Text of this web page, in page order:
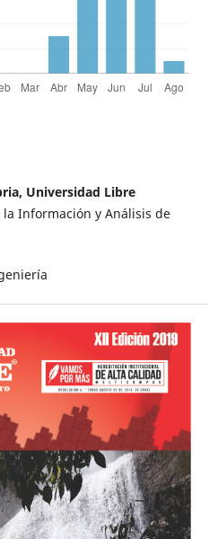
Universidad Libre
Información y Análisis de